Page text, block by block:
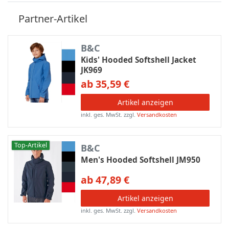
Partner-Artikel
B&C
Kids' Hooded Softshell Jacket
JK969
ab 35,59 €
Artikel anzeigen
inkl. ges. MwSt. zzgl.Versandkosten
Top-Artikel B&C
Men's Hooded Softshell JM950
ab 47,89 €
Artikel anzeigen
inkl. ges. MwSt. zzgl.Versandkosten